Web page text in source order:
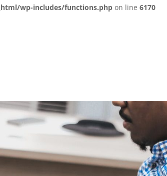
wp-includes/functions.php on line 6170